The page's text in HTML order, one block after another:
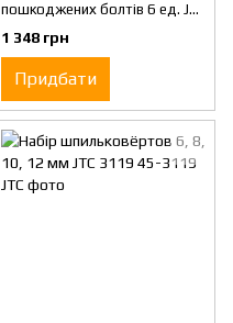
пошкоджених болтів 6 ед. JTC
1542
1 348 грн
Придбати